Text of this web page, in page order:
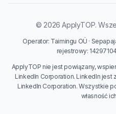
© 2026 ApplyTOP.
Operator: Taimingu OÜ ·
rejestrowy:
ApplyTOP nie jest powiązany,
LinkedIn Corporation. LinkedIn
LinkedIn Corporation. Wszystkie
własność